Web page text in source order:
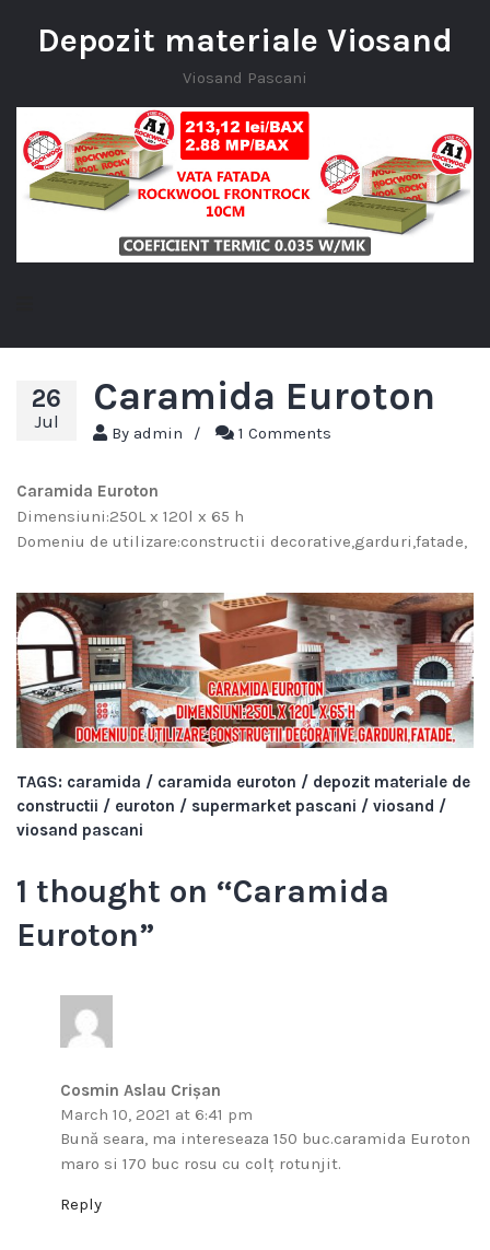
Depozit materiale Viosand
Viosand Pascani
26
Jul
Caramida Euroton
By admin / 1 Comments
Caramida Euroton
Dimensiuni:250L x 120l x 65 h
Domeniu de utilizare:constructii decorative,garduri,fatade,
TAGS: caramida / caramida euroton / depozit materiale de
constructii / euroton / supermarket pascani / viosand /
viosand pascani
1 thought on “Caramida
Euroton”
Cosmin Aslau Crișan
March 10, 2021 at 6:41 pm
Bună seara, ma intereseaza 150 buc.caramida Euroton
maro si 170 buc rosu cu colț rotunjit.
Reply